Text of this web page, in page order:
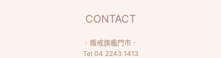
CONTACT
． 婚戒旗艦門市 ．
Tel 04 2243 1413